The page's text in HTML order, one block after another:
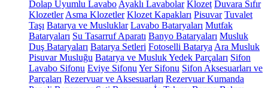
Dolap Uyumlu Lavabo Ayaklı Lavabolar Klozet Duvara Sıfır
Klozetler Asma Klozetler Klozet Kapakları Pisuvar Tuvalet
Taşı Batarya ve Musluklar Lavabo Bataryaları Mutfak
Bataryaları Su Tasarruf Aparatı Banyo Bataryaları Musluk
Duş Bataryaları Batarya Setleri Fotoselli Batarya Ara Musluk
Pisuvar Musluğu Batarya ve Musluk Yedek Parçaları Sifon
Lavabo Sifonu Eviye Sifonu Yer Sifonu Sifon Aksesuarları ve
Parçaları Rezervuar ve Aksesuarları Rezervuar Kumanda